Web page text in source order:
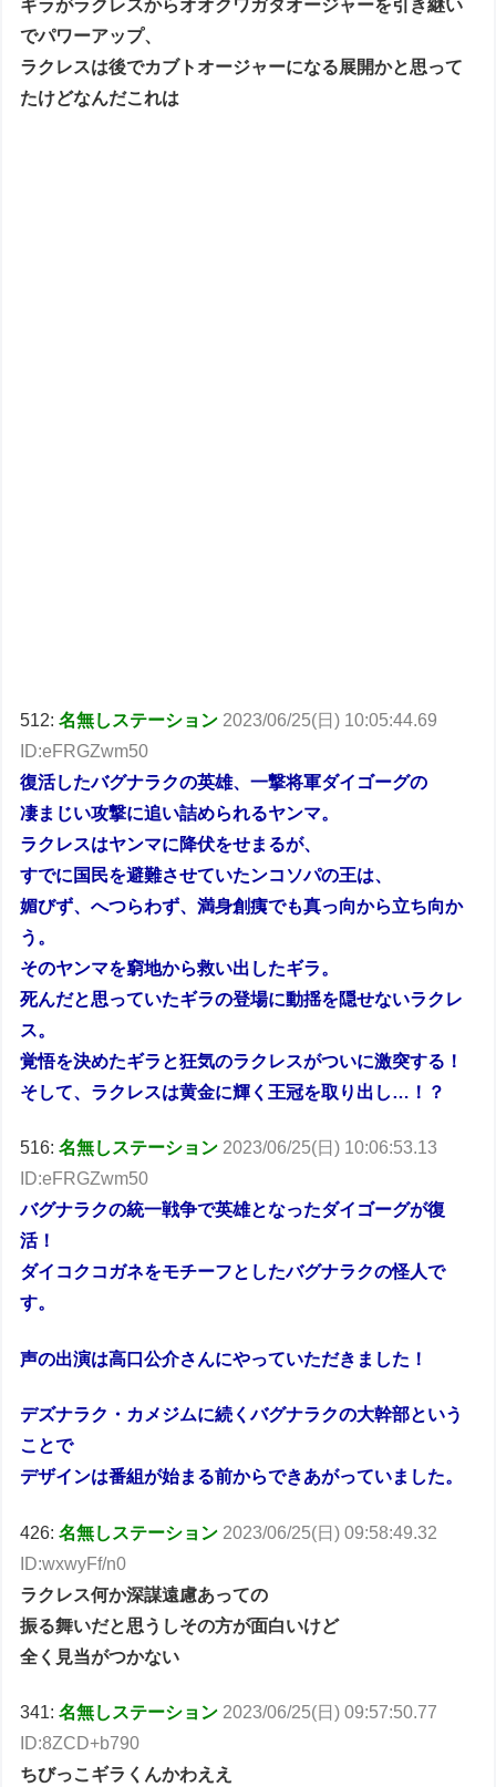
ギラがラクレスからオオクワガタオージャーを引き継い
でパワーアップ、
ラクレスは後でカブトオージャーになる展開かと思って
たけどなんだこれは
512:名無しステーション 2023/06/25(日) 10:05:44.69
ID:eFRGZwm50
復活したバグナラクの英雄、一撃将軍ダイゴーグの
凄まじい攻撃に追い詰められるヤンマ。
ラクレスはヤンマに降伏をせまるが、
すでに国民を避難させていたンコソパの王は、
媚びず、へつらわず、満身創痍でも真っ向から立ち向か
う。
そのヤンマを窮地から救い出したギラ。
死んだと思っていたギラの登場に動揺を隠せないラクレ
ス。
覚悟を決めたギラと狂気のラクレスがついに激突する！
そして、ラクレスは黄金に輝く王冠を取り出し…！？
516:名無しステーション 2023/06/25(日) 10:06:53.13
ID:eFRGZwm50
バグナラクの統一戦争で英雄となったダイゴーグが復
活！
ダイコクコガネをモチーフとしたバグナラクの怪人で
す。
声の出演は高口公介さんにやっていただきました！
デズナラク・カメジムに続くバグナラクの大幹部という
ことで
デザインは番組が始まる前からできあがっていました。
426:名無しステーション 2023/06/25(日) 09:58:49.32
ID:wxwyFf/n0
ラクレス何か深謀遠慮あっての
振る舞いだと思うしその方が面白いけど
全く見当がつかない
341:名無しステーション 2023/06/25(日) 09:57:50.77
ID:8ZCD+b790
ちびっこギラくんかわええ